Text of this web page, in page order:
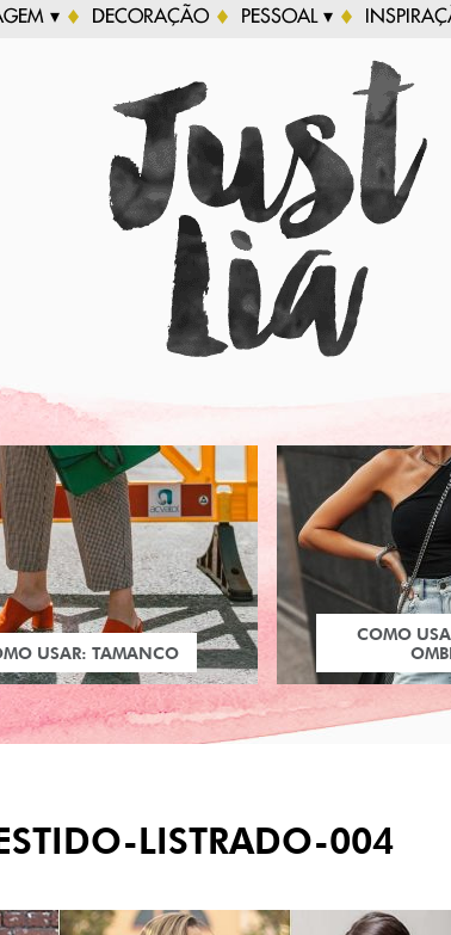
▾ DECORAÇÃO PESSOAL ▾
USAR: TAMANCO
COMO
LISTRADO-004